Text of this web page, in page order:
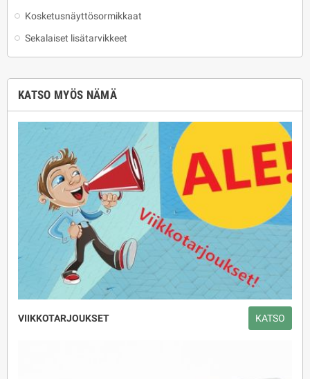
Kosketusnäyttösormikkaat
Sekalaiset lisätarvikkeet
KATSO MYÖS NÄMÄ
VIIKKOTARJOUKSET KATSO